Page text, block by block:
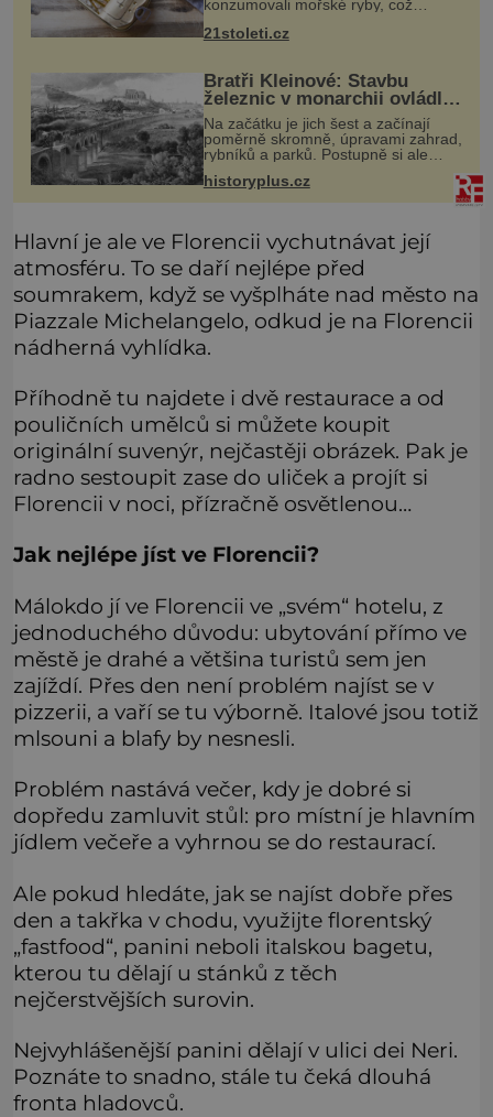
konzumovali mořské ryby, což
ovšem může být zatěžující pro
peněženku. Dobrou zprávou je, že
21stoleti.cz
Bratři Kleinové: Stavbu
železnic v monarchii ovládli
samouci
Na začátku je jich šest a začínají
poměrně skromně, úpravami zahrad,
rybníků a parků. Postupně si ale
troufnou i na stavbu železnic. Během
40 let vybudují na území monarchie
třetinu všech tratí, tedy
historyplus.cz
Hlavní je ale ve Florencii vychutnávat její
atmosféru. To se daří nejlépe před
soumrakem, když se vyšplháte nad město na
Piazzale Michelangelo, odkud je na Florencii
nádherná vyhlídka.
Příhodně tu najdete i dvě restaurace a od
pouličních umělců si můžete koupit
originální suvenýr, nejčastěji obrázek. Pak je
radno sestoupit zase do uliček a projít si
Florencii v noci, přízračně osvětlenou…
Jak nejlépe jíst ve Florencii?
Málokdo jí ve Florencii ve „svém“ hotelu, z
jednoduchého důvodu: ubytování přímo ve
městě je drahé a většina turistů sem jen
zajíždí. Přes den není problém najíst se v
pizzerii, a vaří se tu výborně. Italové jsou totiž
mlsouni a blafy by nesnesli.
Problém nastává večer, kdy je dobré si
dopředu zamluvit stůl: pro místní je hlavním
jídlem večeře a vyhrnou se do restaurací.
Ale pokud hledáte, jak se najíst dobře přes
den a takřka v chodu, využijte florentský
„fastfood“, panini neboli italskou bagetu,
kterou tu dělají u stánků z těch
nejčerstvějších surovin.
Nejvyhlášenější panini dělají v ulici dei Neri.
Poznáte to snadno, stále tu čeká dlouhá
fronta hladovců.